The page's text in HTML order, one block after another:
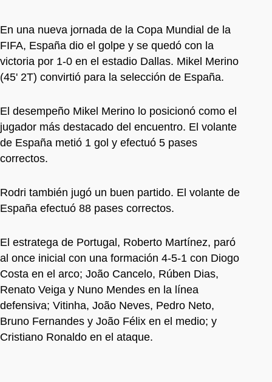
En una nueva jornada de la Copa Mundial de la
FIFA, España dio el golpe y se quedó con la
victoria por 1-0 en el estadio Dallas. Mikel Merino
(45' 2T) convirtió para la selección de España.
El desempeño Mikel Merino lo posicionó como el
jugador más destacado del encuentro. El volante
de España metió 1 gol y efectuó 5 pases
correctos.
Rodri también jugó un buen partido. El volante de
España efectuó 88 pases correctos.
El estratega de Portugal, Roberto Martí­nez, paró
al once inicial con una formación 4-5-1 con Diogo
Costa en el arco; João Cancelo, Rúben Dias,
Renato Veiga y Nuno Mendes en la línea
defensiva; Vitinha, João Neves, Pedro Neto,
Bruno Fernandes y João Félix en el medio; y
Cristiano Ronaldo en el ataque.